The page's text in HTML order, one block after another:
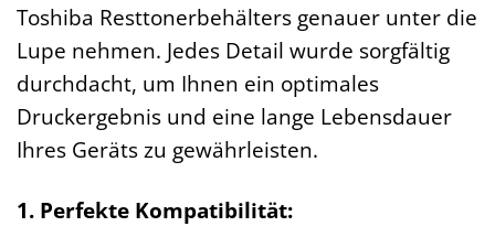
Toshiba Resttonerbehälters genauer unter die
Lupe nehmen. Jedes Detail wurde sorgfältig
durchdacht, um Ihnen ein optimales
Druckergebnis und eine lange Lebensdauer
Ihres Geräts zu gewährleisten.
1. Perfekte Kompatibilität: